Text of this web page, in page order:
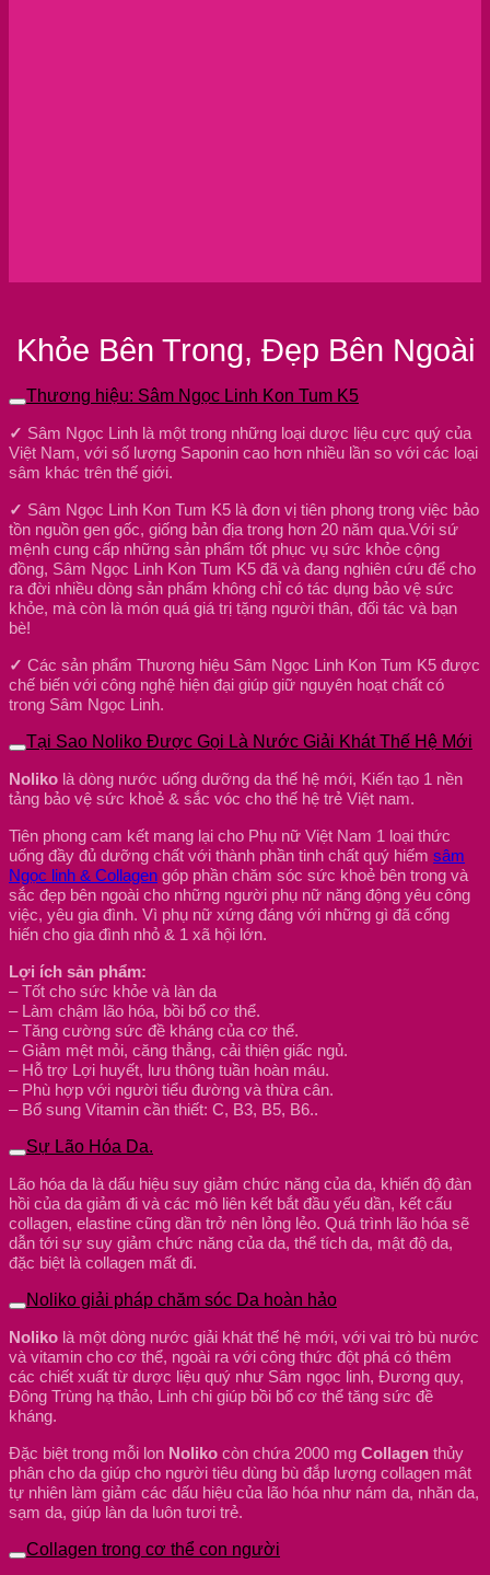
Khỏe Bên Trong, Đẹp Bên Ngoài
Thương hiệu: Sâm Ngọc Linh Kon Tum K5
✓ Sâm Ngọc Linh là một trong những loại dược liệu cực quý của
Việt Nam, với số lượng Saponin cao hơn nhiều lần so với các loại
sâm khác trên thế giới.
✓ Sâm Ngọc Linh Kon Tum K5 là đơn vị tiên phong trong việc bảo
tồn nguồn gen gốc, giống bản địa trong hơn 20 năm qua.Với sứ
mệnh cung cấp những sản phẩm tốt phục vụ sức khỏe cộng
đồng, Sâm Ngọc Linh Kon Tum K5 đã và đang nghiên cứu để cho
ra đời nhiều dòng sản phẩm không chỉ có tác dụng bảo vệ sức
khỏe, mà còn là món quá giá trị tặng người thân, đối tác và bạn
bè!
✓ Các sản phẩm Thương hiệu Sâm Ngọc Linh Kon Tum K5 được
chế biến với công nghệ hiện đại giúp giữ nguyên hoạt chất có
trong Sâm Ngọc Linh.
Tại Sao Noliko Được Gọi Là Nước Giải Khát Thế Hệ Mới
Noliko là dòng nước uống dưỡng da thế hệ mới, Kiến tạo 1 nền
tảng bảo vệ sức khoẻ & sắc vóc cho thế hệ trẻ Việt nam.
Tiên phong cam kết mang lại cho Phụ nữ Việt Nam 1 loại thức
uống đầy đủ dưỡng chất với thành phần tinh chất quý hiếm sâm
Ngọc linh & Collagen góp phần chăm sóc sức khoẻ bên trong và
sắc đẹp bên ngoài cho những người phụ nữ năng động yêu công
việc, yêu gia đình. Vì phụ nữ xứng đáng với những gì đã cống
hiến cho gia đình nhỏ & 1 xã hội lớn.
Lợi ích sản phẩm:
– Tốt cho sức khỏe và làn da
– Làm chậm lão hóa, bồi bổ cơ thể.
– Tăng cường sức đề kháng của cơ thể.
– Giảm mệt mỏi, căng thẳng, cải thiện giấc ngủ.
– Hỗ trợ Lợi huyết, lưu thông tuần hoàn máu.
– Phù hợp với người tiểu đường và thừa cân.
– Bổ sung Vitamin cần thiết: C, B3, B5, B6..
Sự Lão Hóa Da.
Lão hóa da là dấu hiệu suy giảm chức năng của da, khiến độ đàn
hồi của da giảm đi và các mô liên kết bắt đầu yếu dần, kết cấu
collagen, elastine cũng dần trở nên lỏng lẻo. Quá trình lão hóa sẽ
dẫn tới sự suy giảm chức năng của da, thể tích da, mật độ da,
đặc biệt là collagen mất đi.
Noliko giải pháp chăm sóc Da hoàn hảo
Noliko là một dòng nước giải khát thế hệ mới, với vai trò bù nước
và vitamin cho cơ thể, ngoài ra với công thức đột phá có thêm
các chiết xuất từ dược liệu quý như Sâm ngọc linh, Đương quy,
Đông Trùng hạ thảo, Linh chi giúp bồi bổ cơ thể tăng sức đề
kháng.
Đặc biệt trong mỗi lon Noliko còn chứa 2000 mg Collagen thủy
phân cho da giúp cho người tiêu dùng bù đắp lượng collagen mât
tự nhiên làm giảm các dấu hiệu của lão hóa như nám da, nhăn da,
sạm da, giúp làn da luôn tươi trẻ.
Collagen trong cơ thể con người